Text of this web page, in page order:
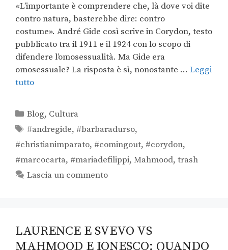
«L’importante è comprendere che, là dove voi dite
contro natura, basterebbe dire: contro
costume». André Gide così scrive in Corydon, testo
pubblicato tra il 1911 e il 1924 con lo scopo di
difendere l’omosessualità. Ma Gide era
omosessuale? La risposta è sì, nonostante … Leggi
tutto
Blog, Cultura
#andregide, #barbaradurso,
#christianimparato, #comingout, #corydon,
#marcocarta, #mariadefilippi, Mahmood, trash
Lascia un commento
LAURENCE E SVEVO VS
MAHMOOD E IONESCO: QUANDO